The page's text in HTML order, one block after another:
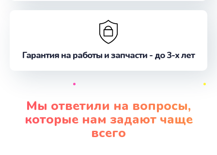
Гарантия на работы и запчасти - до 3-х лет
Мы ответили на вопросы,
которые нам задают чаще
всего